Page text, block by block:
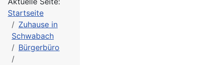
Startseite
Zuhause in
Schwabach
Bürgerbüro